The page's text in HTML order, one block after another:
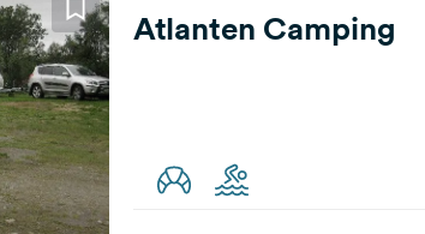
Atlanten Camping